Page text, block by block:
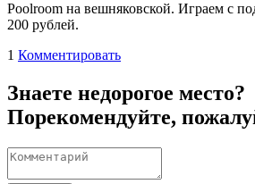
Poolroom на вешняковской. Играем с
200 рублей.
1 Комментировать
Знаете недорогое место?
Порекомендуйте,